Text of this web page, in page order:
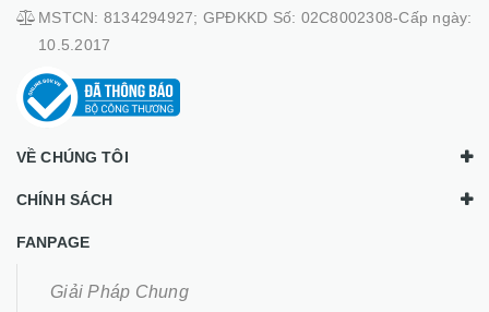
MSTCN: 8134294927; GPĐKKD Số: 02C8002308-Cấp ngày:
10.5.2017
VỀ CHÚNG TÔI
CHÍNH SÁCH
FANPAGE
Giải Pháp Chung